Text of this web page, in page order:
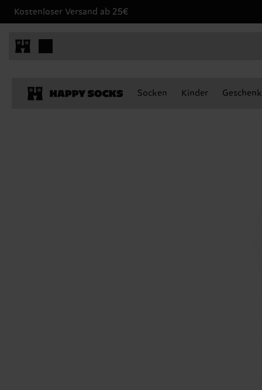
Kostenloser Versand ab 25€
Socken Kinder